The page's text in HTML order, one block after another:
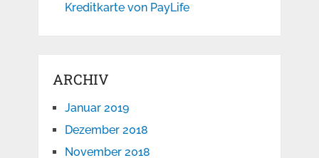
Kreditkarte von PayLife
ARCHIV
Januar 2019
Dezember 2018
November 2018